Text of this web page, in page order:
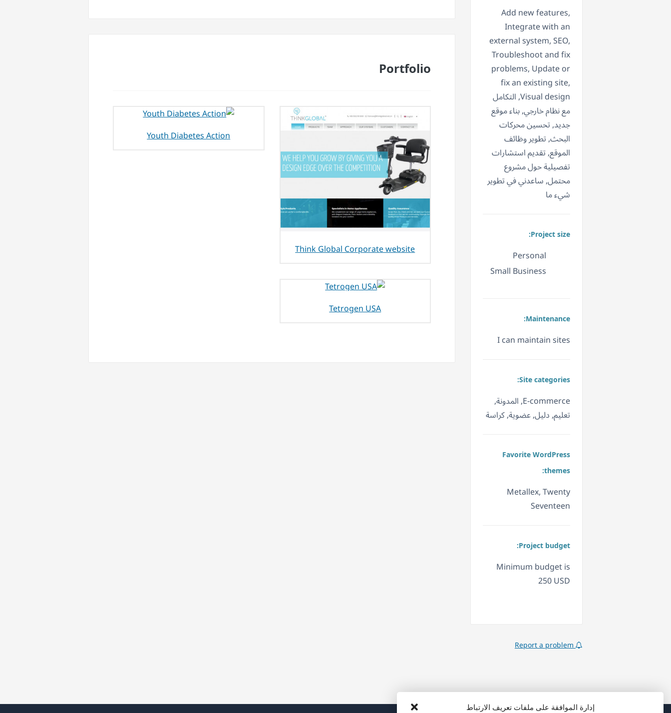
إدارة الموافقة على ملفات تعريف الارتباط
Add new features,
Integrate with an
external system, SEO,
Troubleshoot and fix
problems, Update or
fix an existing site,
Visual design, التكامل
مع نظام خارجي, بناء موقع
جديد, تحسين محركات
البحث, تطوير وظائف
الموقع, تقديم استشارات
تفصيلية حول مشروع
محتمل, ساعدني في تطوير
شيء ما
Project size:
Personal
Small Business
Maintenance:
I can maintain sites
Site categories:
E-commerce, المدونة,
تعليم, دليل, عضوية, كراسة
Favorite WordPress
themes:
Metallex, Twenty
Seventeen
Project budget:
Minimum budget is
250 USD
Report a problem
Portfolio
Think Global Corporate website
Youth Diabetes Action
Tetrogen USA